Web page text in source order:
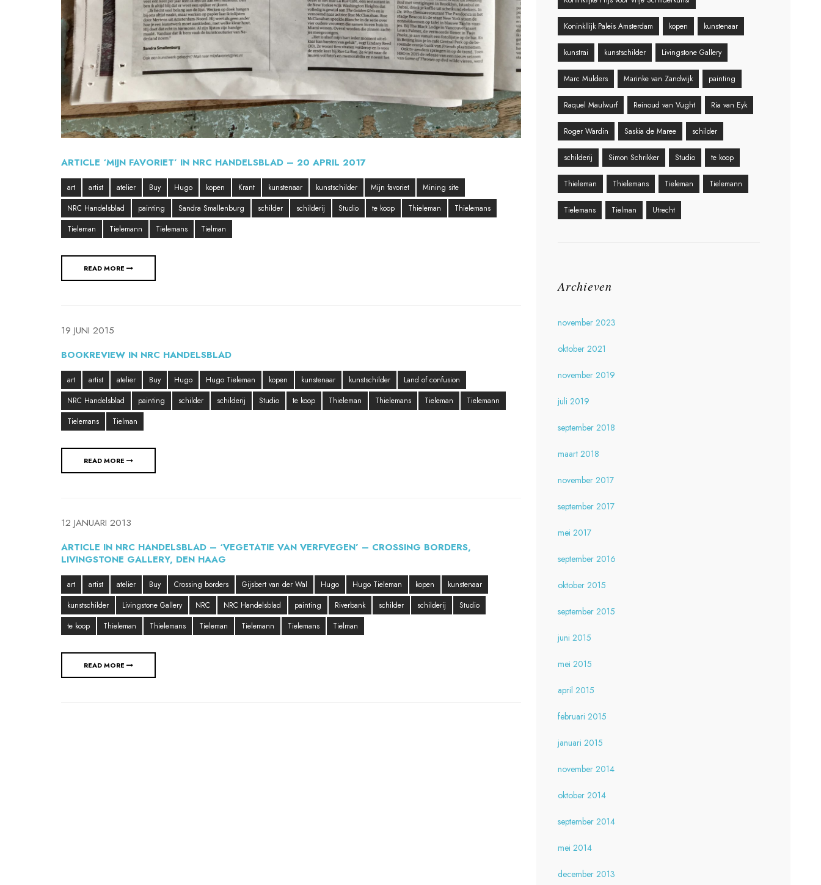
ARTICLE ‘MIJN FAVORIET’ IN NRC HANDELSBLAD – 20 APRIL 2017
art artist atelier Buy Hugo kopen Krant kunstenaar kunstschilder Mijn favoriet
Mining site
NRC Handelsblad
painting Sandra Smallenburg schilder schilderij Studio te koop Thieleman
Thielemans
Tieleman
Tielemann Tielemans Tielman
READ MORE
19 JUNI 2015
BOOKREVIEW IN NRC HANDELSBLAD
art artist atelier Buy Hugo Hugo Tieleman kopen kunstenaar kunstschilder
Land of confusion
NRC Handelsblad
painting schilder schilderij Studio te koop Thieleman Thielemans Tieleman
Tielemann
Tielemans
Tielman
READ MORE
12 JANUARI 2013
ARTICLE IN NRC HANDELSBLAD – ‘VEGETATIE VAN VERFVEGEN’ – CROSSING BORDERS,
LIVINGSTONE GALLERY, DEN HAAG
art artist atelier Buy Crossing borders Gijsbert van der Wal Hugo Hugo Tieleman kopen
kunstenaar
kunstschilder
Livingstone Gallery NRC NRC Handelsblad painting Riverbank schilder schilderij
Studio
te koop
Thieleman Thielemans Tieleman Tielemann Tielemans Tielman
READ MORE
Koninkllijk Paleis Amsterdam kopen kunstenaar
kunstrai kunstschilder Livingstone Gallery
Marc Mulders Marinke van Zandwijk painting
Raquel Maulwurf Reinoud van Vught Ria van Eyk
Roger Wardin Saskia de Maree schilder
schilderij Simon Schrikker Studio te koop
Thieleman Thielemans Tieleman Tielemann
Tielemans Tielman Utrecht
Archieven
november 2023
oktober 2021
november 2019
juli 2019
september 2018
maart 2018
november 2017
september 2017
mei 2017
september 2016
oktober 2015
september 2015
juni 2015
mei 2015
april 2015
februari 2015
januari 2015
november 2014
oktober 2014
september 2014
mei 2014
december 2013